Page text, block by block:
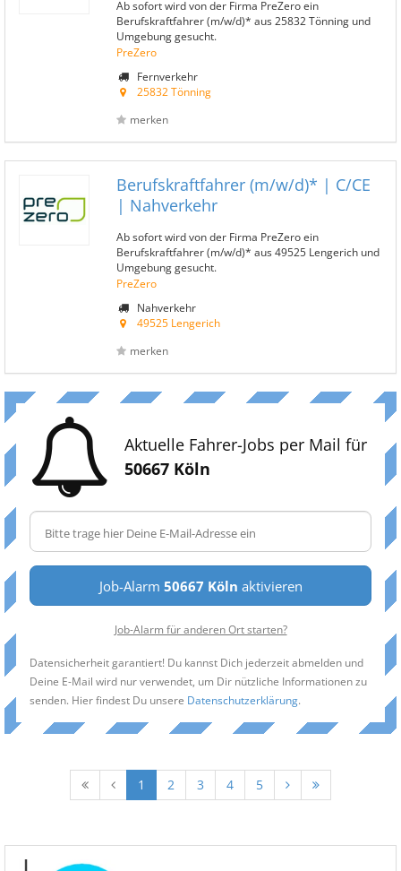
Ab sofort wird von der Firma PreZero ein
Berufskraftfahrer (m/w/d)* aus 25832 Tönning und
Umgebung gesucht.
PreZero
Fernverkehr
25832 Tönning
merken
Berufskraftfahrer (m/w/d)* | C/CE
| Nahverkehr
Ab sofort wird von der Firma PreZero ein
Berufskraftfahrer (m/w/d)* aus 49525 Lengerich und
Umgebung gesucht.
PreZero
Nahverkehr
49525 Lengerich
merken
Aktuelle Fahrer-Jobs per Mail für
50667 Köln
Job-Alarm 50667 Köln aktivieren
Job-Alarm für anderen Ort starten?
Datensicherheit garantiert! Du kannst Dich jederzeit abmelden und
Deine E-Mail wird nur verwendet, um Dir nützliche Informationen zu
senden. Hier findest Du unsere Datenschutzerklärung.
1 2 3 4 5